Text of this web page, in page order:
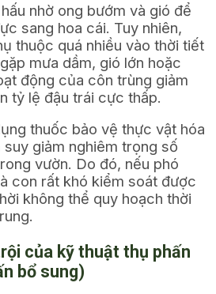
nhờ ong bướm và gió để
sang hoa cái. Tuy nhiên,
thuộc quá nhiều vào thời tiết
mưa dầm, gió lớn hoặc
động của côn trùng giảm
tỷ lệ đậu trái cực thấp.
thuốc bảo vệ thực vật hóa
suy giảm nghiêm trọng số
vườn. Do đó, nếu phó
con rất khó kiểm soát được
không thể quy hoạch thời
của kỹ thuật thụ phấn
bổ sung)